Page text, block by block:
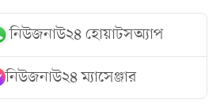
নিউজনাউ২৪ হোয়াটসঅ্যাপ
নিউজনাউ২৪ ম্যাসেঞ্জার